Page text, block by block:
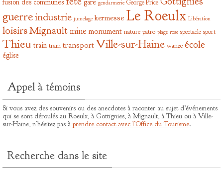
fusion des communes gare gendarmerie George Price
guerreindustrie jumelage kermesse Le Roeulx Libération
loisirsMignault minemonument nature patro plage rose spectacle sport
Thieu train tram transportVille-sur-Haine wanze école
église
Appel à témoins
Si vous avez des souvenirs ou des anecdotes à raconter au sujet d’événements
qui se sont déroulés au Roeulx, à Gottignies, à Mignault, à Thieu ou à Ville-
sur-Haine, n’hésitez pas à prendre contact avec l’Office du Tourisme.
Recherche dans le site